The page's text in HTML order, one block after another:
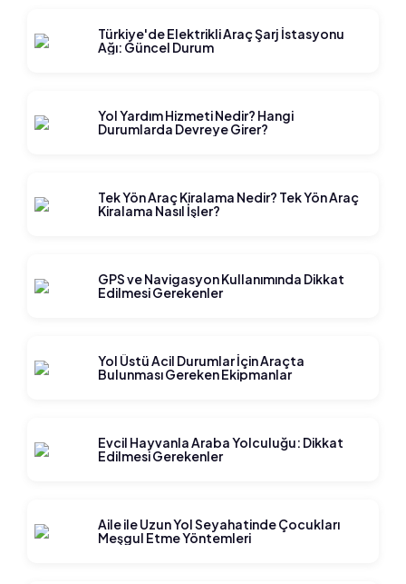
Türkiye'de Elektrikli Araç Şarj İstasyonu
Ağı: Güncel Durum
Yol Yardım Hizmeti Nedir? Hangi
Durumlarda Devreye Girer?
Tek Yön Araç Kiralama Nedir? Tek Yön Araç
Kiralama Nasıl İşler?
GPS ve Navigasyon Kullanımında Dikkat
Edilmesi Gerekenler
Yol Üstü Acil Durumlar İçin Araçta
Bulunması Gereken Ekipmanlar
Evcil Hayvanla Araba Yolculuğu: Dikkat
Edilmesi Gerekenler
Aile ile Uzun Yol Seyahatinde Çocukları
Meşgul Etme Yöntemleri